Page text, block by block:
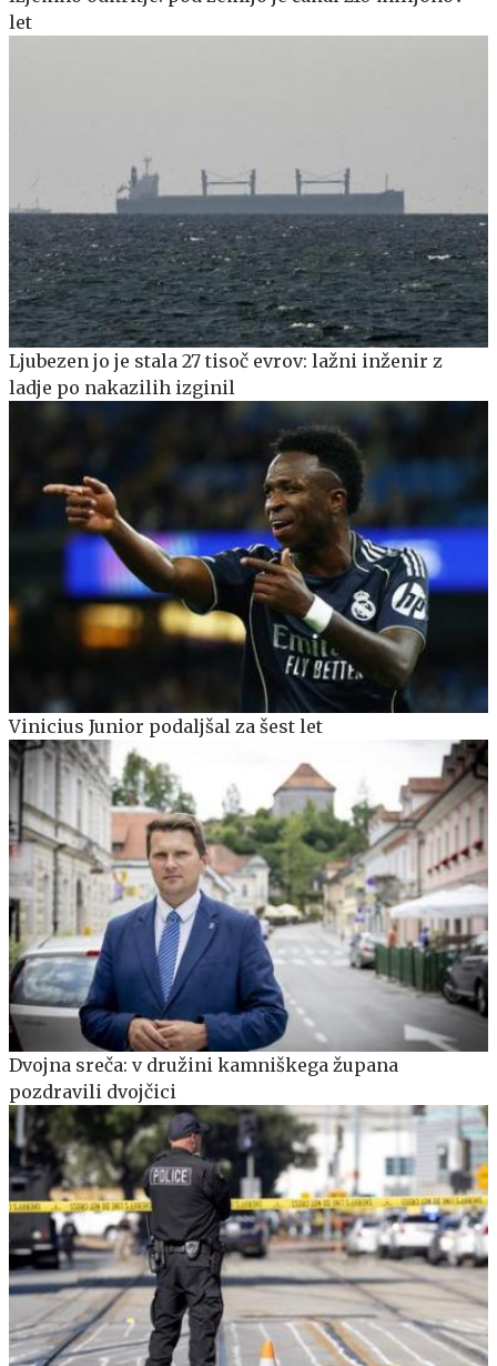
let
Ljubezen jo je stala 27 tisoč evrov: lažni inženir z
ladje po nakazilih izginil
Vinicius Junior podaljšal za šest let
Dvojna sreča: v družini kamniškega župana
pozdravili dvojčici